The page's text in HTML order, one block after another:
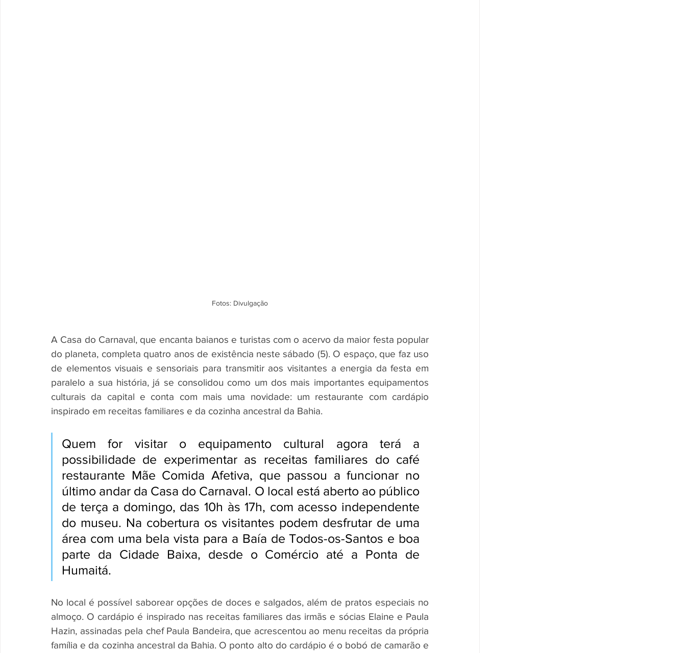
Fotos: Divulgação
A Casa do Carnaval, que encanta baianos e turistas com o acervo da maior festa popular
do planeta, completa quatro anos de existência neste sábado (5). O espaço, que faz uso
de elementos visuais e sensoriais para transmitir aos visitantes a energia da festa em
paralelo a sua história, já se consolidou como um dos mais importantes equipamentos
culturais da capital e conta com mais uma novidade: um restaurante com cardápio
inspirado em receitas familiares e da cozinha ancestral da Bahia.
Quem for visitar o equipamento cultural agora terá a
possibilidade de experimentar as receitas familiares do café
restaurante Mãe Comida Afetiva, que passou a funcionar no
último andar da Casa do Carnaval. O local está aberto ao público
de terça a domingo, das 10h às 17h, com acesso independente
do museu. Na cobertura os visitantes podem desfrutar de uma
área com uma bela vista para a Baía de Todos-os-Santos e boa
parte da Cidade Baixa, desde o Comércio até a Ponta de
Humaitá.
No local é possível saborear opções de doces e salgados, além de pratos especiais no
almoço. O cardápio é inspirado nas receitas familiares das irmãs e sócias Elaine e Paula
Hazin, assinadas pela chef Paula Bandeira, que acrescentou ao menu receitas da própria
família e da cozinha ancestral da Bahia. O ponto alto do cardápio é o bobó de camarão e